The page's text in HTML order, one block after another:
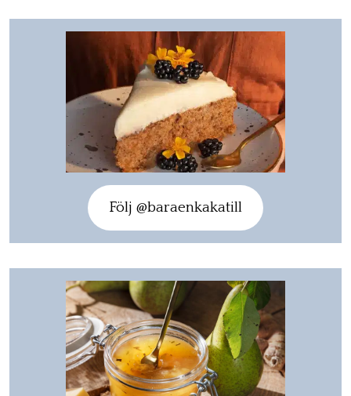
Följ @baraenkakatill